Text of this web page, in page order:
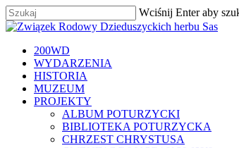
Skip
to
content
Wciśnij Enter aby
Zamknij
szukaj
Menu
200WD
WYDARZENIA
HISTORIA
MUZEUM
PROJEKTY
ALBUM POTURZYCKI
BIBLIOTEKA POTURZYCKA
CHRZEST CHRYSTUSA